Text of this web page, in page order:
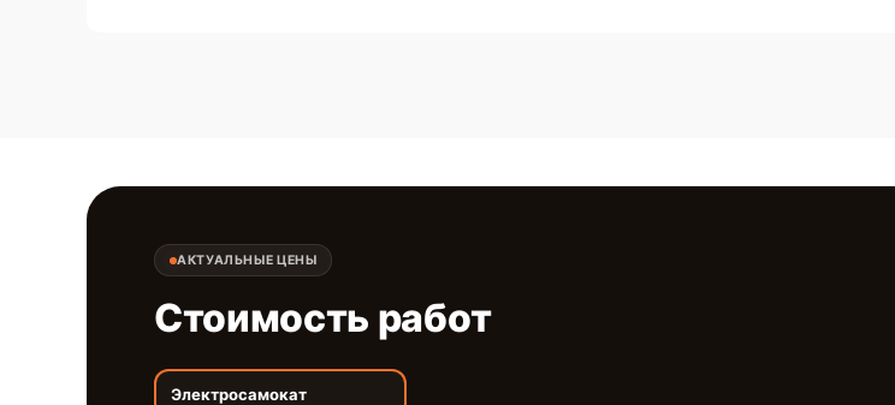
АКТУАЛЬНЫЕ ЦЕНЫ
Стоимость работ
Электросамокат